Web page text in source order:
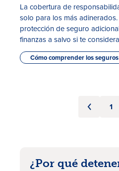
La cobertura de
solo para los más
protección de seguro
finanzas a salvo si te
Cómo comprender los seguros
1
¿Por qué